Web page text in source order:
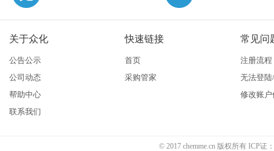
关于众化
公告公示
公司动态
帮助中心
联系我们
快速链接
首页
采购管家
常见问
注册流程
无法登
修改账户
© 2017 chemme.cn 版权所有 ICP证：